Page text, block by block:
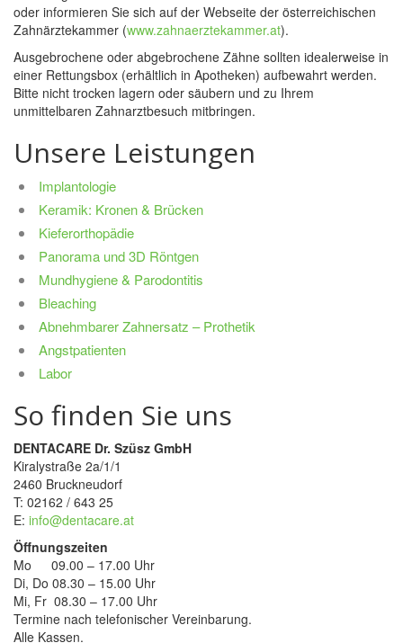
oder informieren Sie sich auf der Webseite der österreichischen
Zahnärztekammer (www.zahnaerztekammer.at).
Ausgebrochene oder abgebrochene Zähne sollten idealerweise in
einer Rettungsbox (erhältlich in Apotheken) aufbewahrt werden.
Bitte nicht trocken lagern oder säubern und zu Ihrem
unmittelbaren Zahnarztbesuch mitbringen.
Unsere Leistungen
Implantologie
Keramik: Kronen & Brücken
Kieferorthopädie
Panorama und 3D Röntgen
Mundhygiene & Parodontitis
Bleaching
Abnehmbarer Zahnersatz – Prothetik
Angstpatienten
Labor
So finden Sie uns
DENTACARE Dr. Szüsz GmbH
Kiralystraße 2a/1/1
2460 Bruckneudorf
T: 02162 / 643 25
E: info@dentacare.at
Öffnungszeiten
Mo 09.00 – 17.00 Uhr
Di, Do 08.30 – 15.00 Uhr
Mi, Fr 08.30 – 17.00 Uhr
Termine nach telefonischer Vereinbarung.
Alle Kassen.